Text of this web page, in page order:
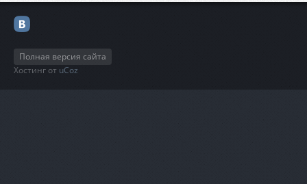
Полная версия сайта
Хостинг от uCoz